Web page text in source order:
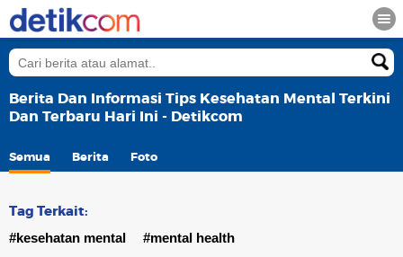
Berita Dan Informasi Tips Kesehatan Mental Terkini
Dan Terbaru Hari Ini - Detikcom
Semua Berita Foto
Tag Terkait:
#kesehatan mental
#mental health